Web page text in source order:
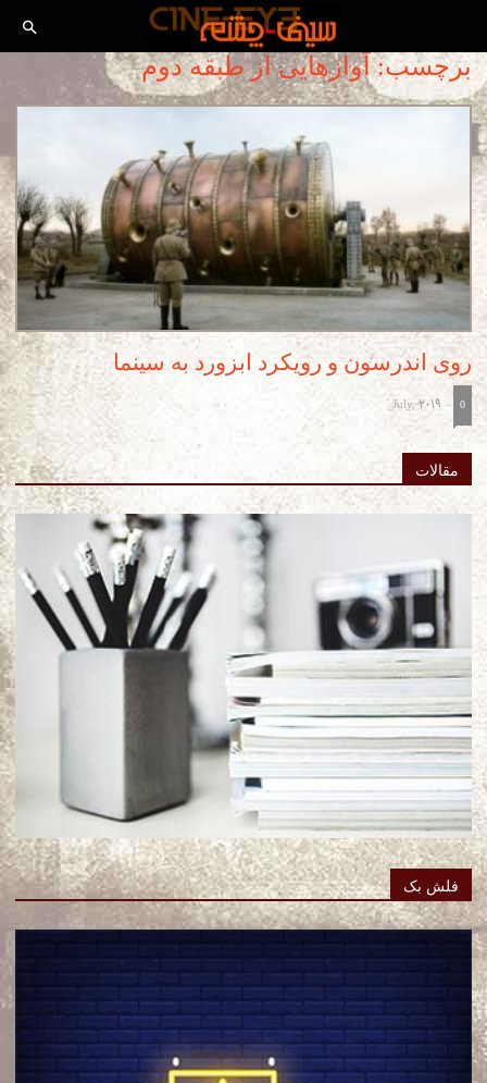
برچسب: آوازهایی از طبقه دوم
روی اندرسون و رویکرد ابزورد به سینما
-
July, 2019 0
مقالات
فلش بک